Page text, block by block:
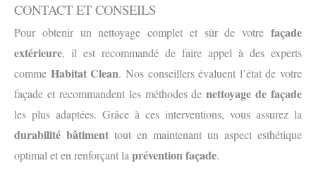
CONTACT ET CONSEILS
Pour obtenir un nettoyage complet et sûr de votre façade
extérieure, il est recommandé de faire appel à des experts
comme Habitat Clean. Nos conseillers évaluent l’état de votre
façade et recommandent les méthodes denettoyage de façade
les plus adaptées. Grâce à ces interventions, vous assurez la
durabilité bâtiment tout en maintenant un aspect esthétique
optimal et en renforçant laprévention façade.